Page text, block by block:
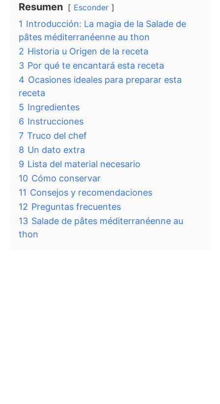
Resumen Esconder
1 Introducción: La magia de la Salade de
pâtes méditerranéenne au thon
2 Historia u Origen de la receta
3 Por qué te encantará esta receta
4 Ocasiones ideales para preparar esta
receta
5 Ingredientes
6 Instrucciones
7 Truco del chef
8 Un dato extra
9 Lista del material necesario
10 Cómo conservar
11 Consejos y recomendaciones
12 Preguntas frecuentes
13 Salade de pâtes méditerranéenne au
thon